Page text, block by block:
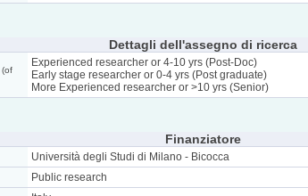
Dettagli dell'assegno di ricerca
(of
Experienced researcher or 4-10 yrs (Post-Doc)
Early stage researcher or 0-4 yrs (Post graduate)
More Experienced researcher or >10 yrs (Senior)
Finanziatore
Università degli Studi di Milano - Bicocca
Public research